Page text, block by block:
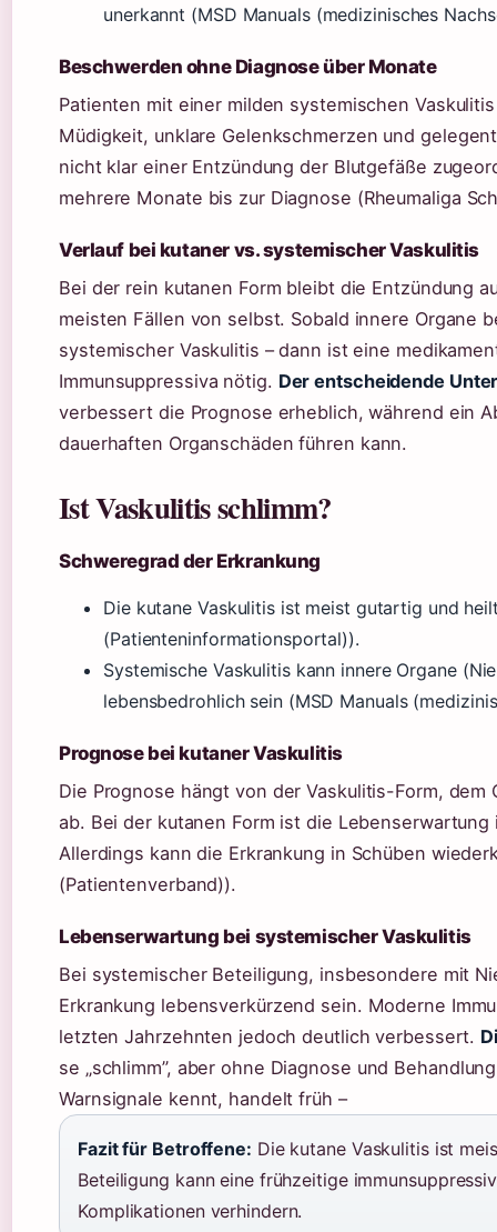
unerkannt (MSD Manuals (medizinisches
Beschwerden ohne Diagnose über Monate
Patienten mit einer milden systemischen
Müdigkeit, unklare Gelenkschmerzen und
nicht klar einer Entzündung der Blutgefäße
mehrere Monate bis zur Diagnose (Rheumaliga
Verlauf bei kutaner vs. systemischer Vaskulitis
Bei der rein kutanen Form bleibt die Entzündung
meisten Fällen von selbst. Sobald innere Organe
systemischer Vaskulitis – dann ist eine
Immunsuppressiva nötig. Der entscheidende
verbessert die Prognose erheblich, während ein
dauerhaften Organschäden führen kann.
Ist Vaskulitis schlimm?
Schweregrad der Erkrankung
Die kutane Vaskulitis ist meist gutartig und
(Patienteninformationsportal)).
Systemische Vaskulitis kann innere Organe
lebensbedrohlich sein (MSD Manuals
Prognose bei kutaner Vaskulitis
Die Prognose hängt von der Vaskulitis-Form,
ab. Bei der kutanen Form ist die
Allerdings kann die Erkrankung in Schüben
(Patientenverband)).
Lebenserwartung bei systemischer Vaskulitis
Bei systemischer Beteiligung, insbesondere mit
Erkrankung lebensverkürzend sein. Moderne
letzten Jahrzehnten jedoch deutlich verbessert.
se „schlimm”, aber ohne Diagnose und
Warnsignale kennt, handelt früh –
Fazit für Betroffene: Die kutane Vaskulitis ist
Beteiligung kann eine frühzeitige
Komplikationen verhindern.